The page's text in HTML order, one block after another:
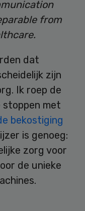
from
dat
zijn
Ik roep de
stoppen met
bekostiging
is genoeg:
zorg voor
de unieke